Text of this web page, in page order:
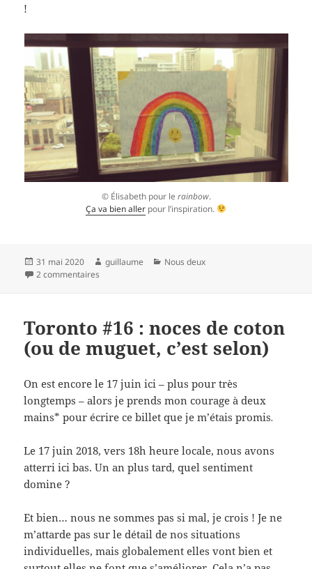
!
© Élisabeth pour le rainbow.
Ça va bien aller pour l’inspiration.
Publié
le
31 mai 2020 Auteur
guillaume Catégories
Nous deux
2 commentaires
Toronto #16 : noces de coton
(ou de muguet, c’est selon)
On est encore le 17 juin ici – plus pour très
longtemps – alors je prends mon courage à deux
mains* pour écrire ce billet que je m’étais promis.
Le 17 juin 2018, vers 18h heure locale, nous avons
atterri ici bas. Un an plus tard, quel sentiment
domine ?
Et bien… nous ne sommes pas si mal, je crois ! Je ne
m’attarde pas sur le détail de nos situations
individuelles, mais globalement elles vont bien et